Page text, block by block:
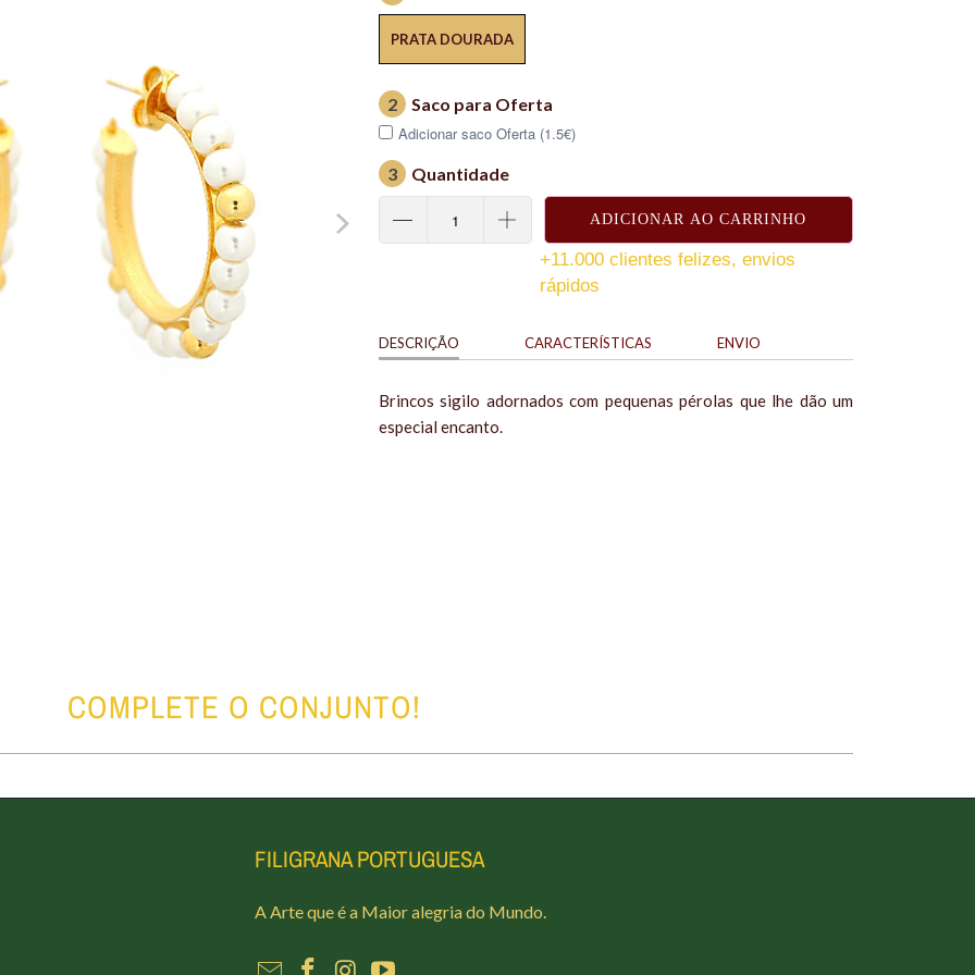
PRATA DOURADA
2 Saco para Oferta
Adicionar saco Oferta (1.5€)
3
Quantidade
ADICIONAR AO CARRINHO
+11.000 clientes felizes, envios
rápidos
DESCRIÇÃO CARACTERÍSTICAS ENVIO
Brincos sigilo adornados com pequenas pérolas que lhe dão um
especial encanto.
COMPLETE O CONJUNTO!
FILIGRANA PORTUGUESA
A Arte que é a Maior alegria do Mundo.